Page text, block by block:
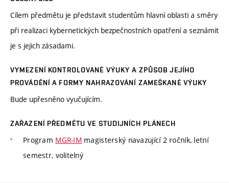
Cílem předmětu je představit studentům hlavní oblasti a směry
při realizaci kybernetických bezpečnostních opatření a seznámit
je s jejich zásadami.
VYMEZENÍ KONTROLOVANÉ VÝUKY A ZPŮSOB JEJÍHO
PROVÁDĚNÍ A FORMY NAHRAZOVÁNÍ ZAMEŠKANÉ VÝUKY
Bude upřesněno vyučujícím.
ZAŘAZENÍ PŘEDMĚTU VE STUDIJNÍCH PLÁNECH
Program MGR-IM magisterský navazující 2 ročník, letní
semestr, volitelný